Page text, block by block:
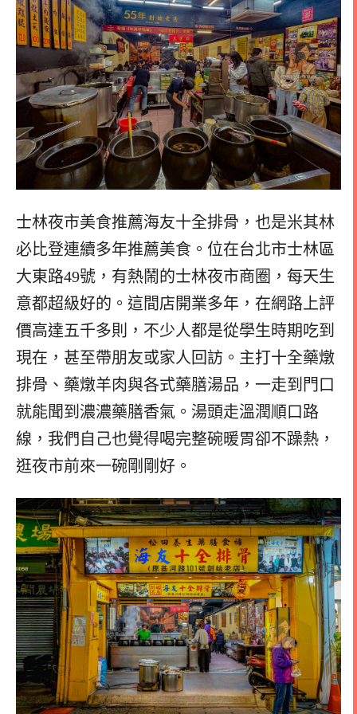
士林夜市美食推薦海友十全排骨，也是米其林
必比登連續多年推薦美食。位在台北市士林區
大東路49號，有熱鬧的士林夜市商圈，每天生
意都超級好的。這間店開業多年，在網路上評
價高達五千多則，不少人都是從學生時期吃到
現在，甚至帶朋友或家人回訪。主打十全藥燉
排骨、藥燉羊肉與各式藥膳湯品，一走到門口
就能聞到濃濃藥膳香氣。湯頭走溫潤順口路
線，我們自己也覺得喝完整碗暖胃卻不躁熱，
逛夜市前來一碗剛剛好。